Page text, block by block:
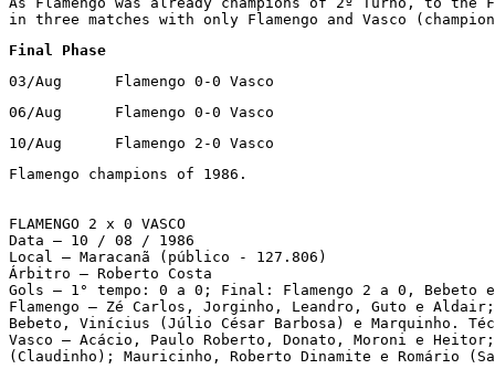
in three matches with only Flamengo and Vasco
Final Phase
03/Aug      Flamengo 0-0 Vasco
06/Aug      Flamengo 0-0 Vasco
10/Aug      Flamengo 2-0 Vasco
Flamengo champions of 1986.
FLAMENGO 2 x 0 VASCO
Data – 10 / 08 / 1986
Local – Maracanã (público - 127.806)
Árbitro – Roberto Costa
Gols – 1° tempo: 0 a 0; Final: Flamengo 2 a 0, Bebeto
Flamengo – Zé Carlos, Jorginho, Leandro, Guto e
Bebeto, Vinícius (Júlio César Barbosa) e Marquinho.
Vasco – Acácio, Paulo Roberto, Donato, Moroni e
(Claudinho); Mauricinho, Roberto Dinamite e Romário